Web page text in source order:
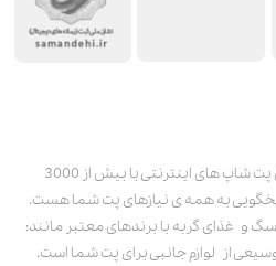
پت استور به عنوان یکی از قدیمی‌ترین پت شاپ های اینترنتی با بیش از 3000
به همه ی نیازهای پت شما هست.
و غذای گربه با برندهای معتبر مانند:
از لوازم جانبی برای پت شما است.